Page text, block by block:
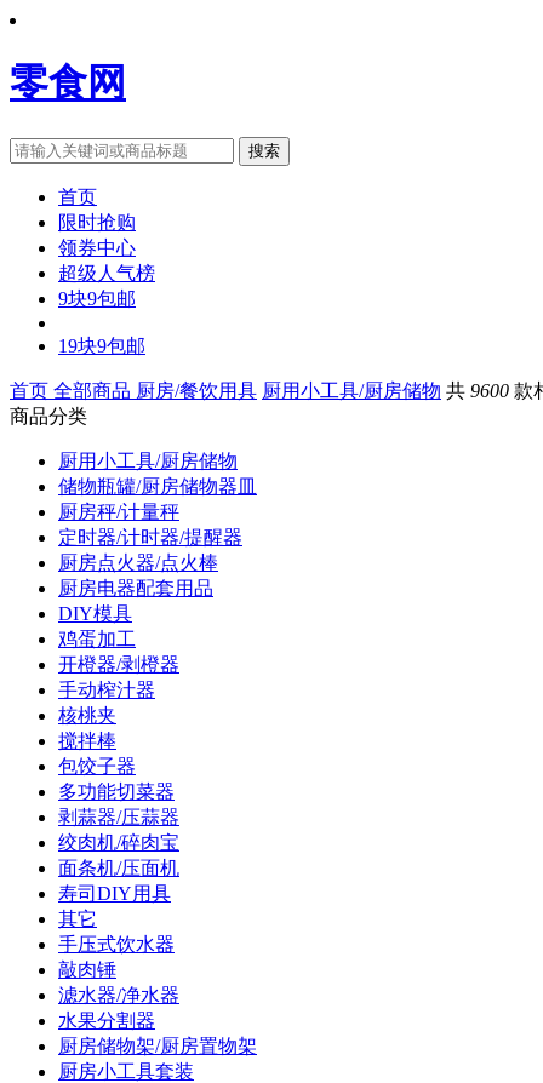
零食网
搜索
首页
限时抢购
领券中心
超级人气榜
9块9包邮
19块9包邮
首页 全部商品 厨房/餐饮用具 厨用小工具/厨房储物 共 9600 款
商品分类
厨用小工具/厨房储物
储物瓶罐/厨房储物器皿
厨房秤/计量秤
定时器/计时器/提醒器
厨房点火器/点火棒
厨房电器配套用品
DIY模具
鸡蛋加工
开橙器/剥橙器
手动榨汁器
核桃夹
搅拌棒
包饺子器
多功能切菜器
剥蒜器/压蒜器
绞肉机/碎肉宝
面条机/压面机
寿司DIY用具
其它
手压式饮水器
敲肉锤
滤水器/净水器
水果分割器
厨房储物架/厨房置物架
厨房小工具套装